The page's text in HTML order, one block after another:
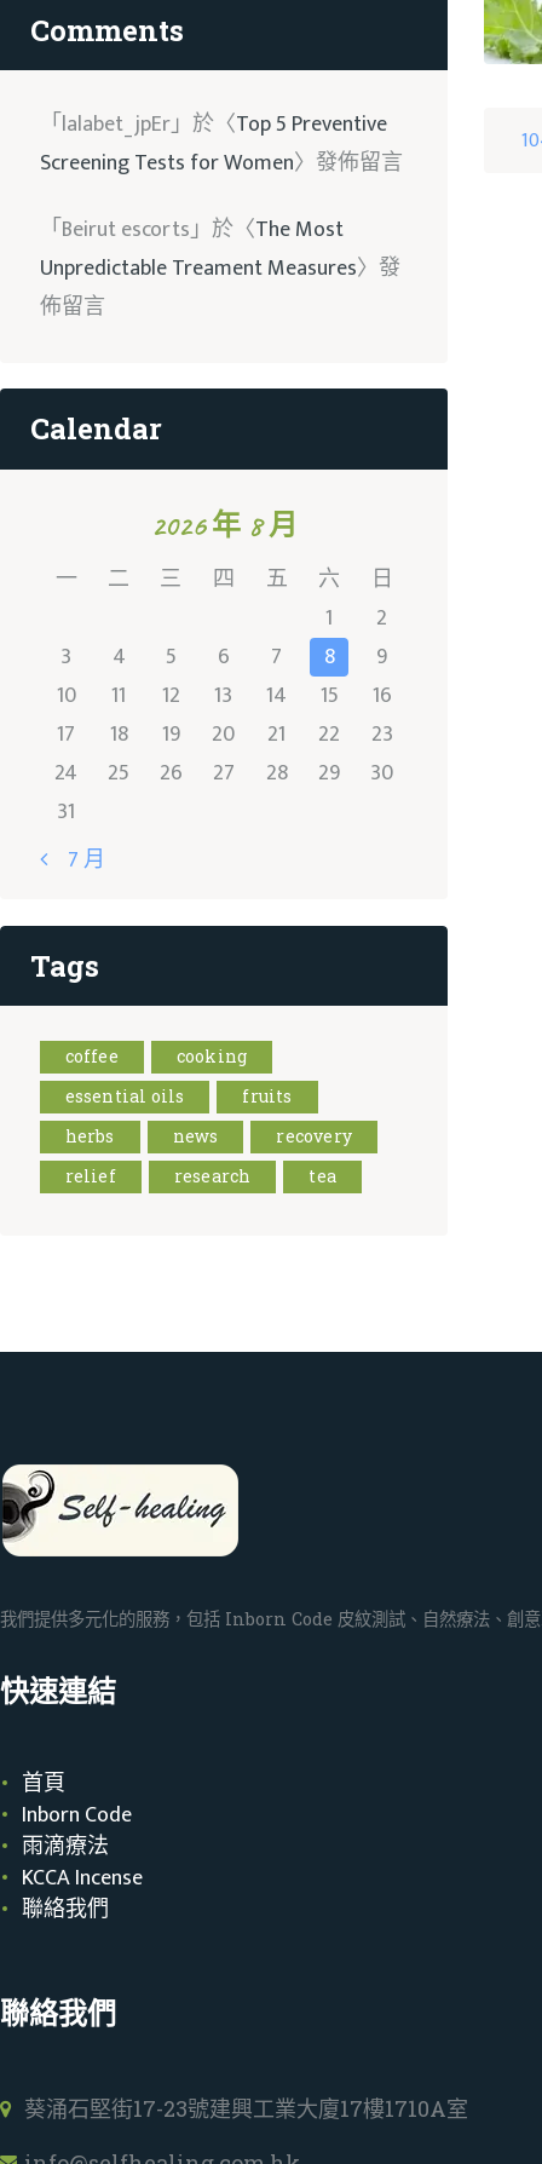
Comments
「lalabet_jpEr」於〈Top 5 Preventive
Screening Tests for Women〉發佈留言
「Beirut escorts」於〈The Most
Unpredictable Treament Measures〉發
佈留言
Calendar
2026 年 8 月
一
二 三 四 五 六
日
1
2
3
4 5 6 7 8
9
10
11 12 13 14 15
16
17
18 19 20 21 22
23
24
25 26 27 28 29
30
31
« 7 月
Tags
coffee
cooking
essential oils
fruits
herbs
news
recovery
relief
research tea
我們提供多元化的服務，包括 Inborn Code 皮紋測試、自然療法、創
快速連結
首頁
Inborn Code
雨滴療法
KCCA Incense
聯絡我們
聯絡我們
葵涌石堅街17-23號建興工業大廈17樓1710A室